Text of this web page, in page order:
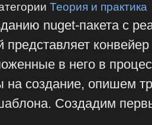
Теория и практика
nuget-пакета с
представляет
в него в
на создание, опишем
Создадим